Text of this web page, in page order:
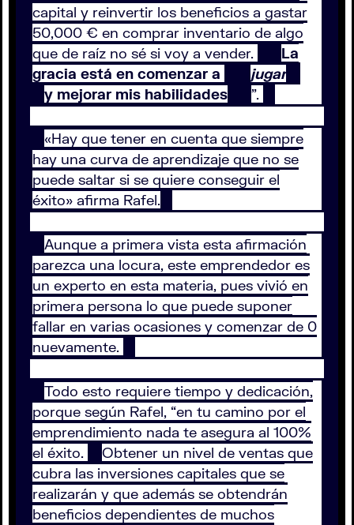
capital y reinvertir los beneficios a gastar
50,000 € en comprar inventario de algo
que de raíz no sé si voy a vender.
La
gracia está en comenzar a
jugar
y mejorar mis habilidades
”.
«Hay que tener en cuenta que siempre
hay una curva de aprendizaje que no se
puede saltar si se quiere conseguir el
éxito» afirma Rafel.
Aunque a primera vista esta afirmación
parezca una locura, este emprendedor es
un experto en esta materia, pues vivió en
primera persona lo que puede suponer
fallar en varias ocasiones y comenzar de 0
nuevamente.
Todo esto requiere tiempo y dedicación,
porque según Rafel, “en tu camino por el
emprendimiento nada te asegura al 100%
el éxito.
Obtener un nivel de ventas que
cubra las inversiones capitales que se
realizarán y que además se obtendrán
beneficios dependientes de muchos